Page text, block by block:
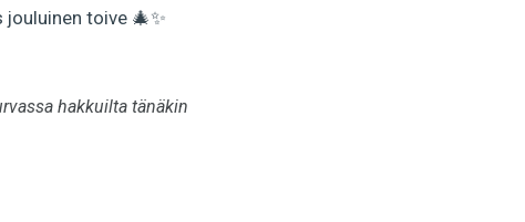
toive 🎄✨
hakkuilta tänäkin